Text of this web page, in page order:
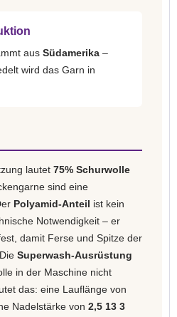
aus Südamerika –
wird das Garn in
lautet 75% Schurwolle
sind eine
Polyamid-Anteil ist kein
Notwendigkeit – er
damit Ferse und Spitze der
Superwash-Ausrüstung
in der Maschine nicht
das: eine Lauflänge von
Nadelstärke von 2,5 13 3